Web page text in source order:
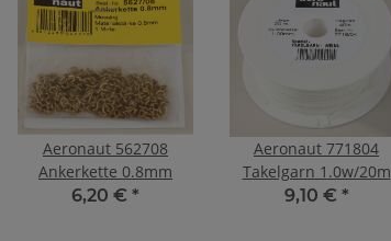
Aeronaut 562708
Ankerkette 0.8mm
6,20 € *
Aeronaut 771804
Takelgarn 1.0w/20m
9,10 € *